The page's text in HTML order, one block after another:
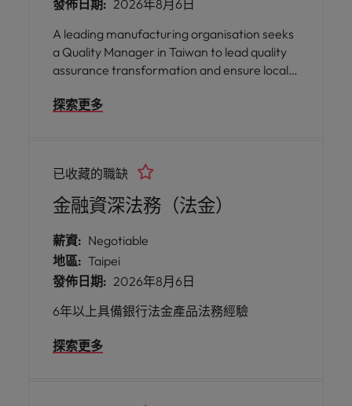
發佈日期: 2026年8月6日
A leading manufacturing organisation seeks
a Quality Manager in Taiwan to lead quality
assurance transformation and ensure locally
regulatory standards.
探索更多
金融資深法務（法金）
已收藏的職缺
薪資: Negotiable
地區: Taipei
發佈日期: 2026年8月6日
6年以上具備銀行法金產品法務經驗
探索更多